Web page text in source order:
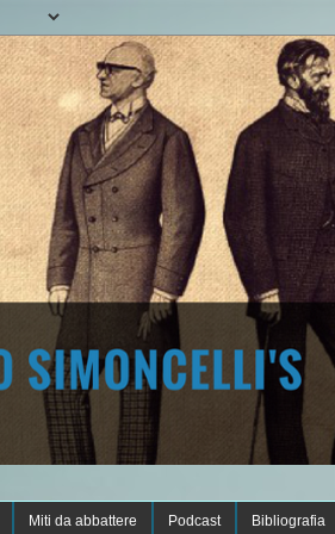
Miti da abbattere Podcast Bibliografia